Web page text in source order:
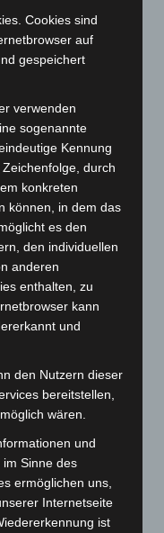
Cookies sind
auf
gespeichert
verwenden
sogenannte
Kennung
durch
konkreten
können, in dem das
es den
den individuellen
anderen
enthalten, zu
kann
und
den Nutzern dieser
bereitstellen,
wären.
und
Sinne des
ermöglichen uns,
Internetseite
ist